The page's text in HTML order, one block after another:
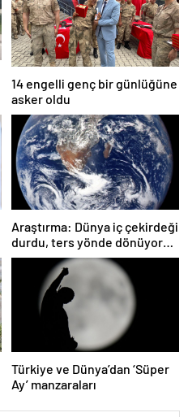
14 engelli genç bir günlüğüne
asker oldu
Araştırma: Dünya iç çekirdeği
durdu, ters yönde dönüyor
olabilir
Türkiye ve Dünya’dan ‘Süper
Ay’ manzaraları